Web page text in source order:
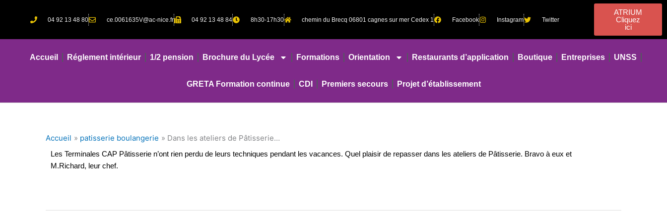
04 92 13 48 80 ce.0061635V@ac-nice.fr 04 92 13 48 84 8h30-17h30 chemin du Brecq 06801 cagnes sur mer Cedex 1 Facebook Instagram Twitter
ATRIUM
Cliquez
ici
Accueil Réglement intérieur 1/2 pension Brochure du Lycée Formations Orientation Restaurants d’application Boutique Entreprises UNSS
GRETA Formation continue CDI Premiers secours Projet d’établissement
Accueil patisserie boulangerie Dans les ateliers de Pâtisserie…
Les Terminales CAP Pâtisserie n’ont rien perdu de leurs techniques pendant les vacances. Quel plaisir de repasser dans les ateliers de Pâtisserie. Bravo à eux et
M.Richard, leur chef.